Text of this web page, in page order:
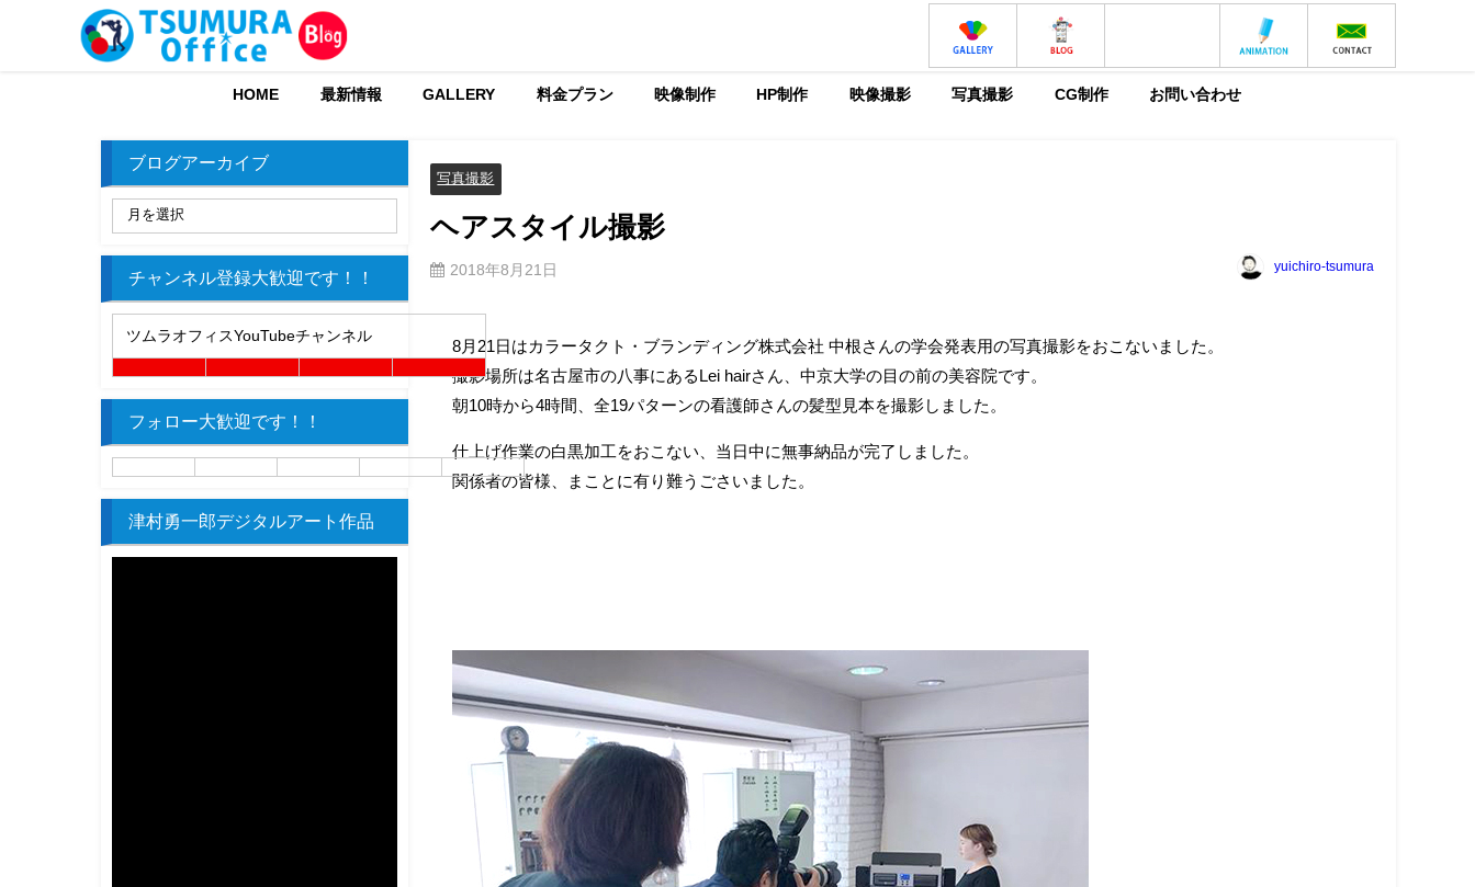
HOME 最新情報 GALLERY 料金プラン 映像制作 HP制作 映像撮影 写真撮影 CG制作 お問い合わせ
写真撮影
ヘアスタイル撮影
2018年8月21日 yuichiro-tsumura
8月21日はカラータクト・ブランディング株式会社 中根さんの学会発表用の写真撮影をおこないました。
撮影場所は名古屋市の八事にあるLei hairさん、中京大学の目の前の美容院です。
朝10時から4時間、全19パターンの看護師さんの髪型見本を撮影しました。
仕上げ作業の白黒加工をおこない、当日中に無事納品が完了しました。
関係者の皆様、まことに有り難うごさいました。
ブログアーカイブ
チャンネル登録大歓迎です！！
ツムラオフィスYouTubeチャンネル
フォロー大歓迎です！！
津村勇一郎デジタルアート作品